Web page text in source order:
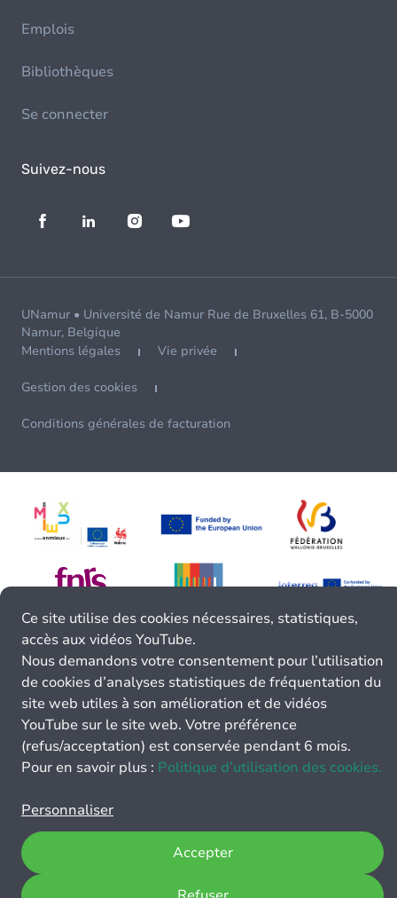
Emplois
Bibliothèques
Se connecter
Suivez-nous
UNamur • Université de Namur Rue de Bruxelles 61, B-5000
Namur, Belgique
Mentions légales
Vie privée
Gestion des cookies
Conditions générales de facturation
Ce site utilise des cookies nécessaires, statistiques,
accès aux vidéos YouTube.
Nous demandons votre consentement pour l’utilisation
de cookies d’analyses statistiques de fréquentation du
site web utiles à son amélioration et de vidéos
YouTube sur le site web. Votre préférence
(refus/acceptation) est conservée pendant 6 mois.
Pour en savoir plus : Politique d’utilisation des cookies.
Personnaliser
Accepter